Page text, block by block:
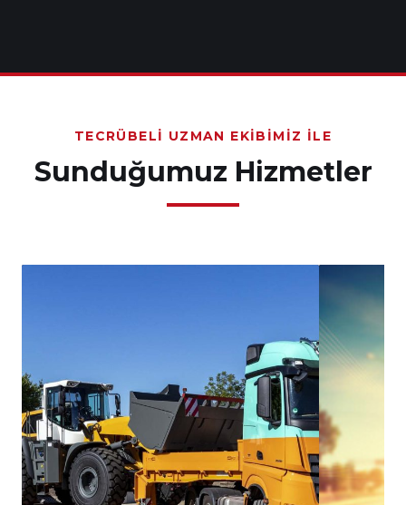
TECRÜBELI UZMAN EKIBIMIZ İLE
Sunduğumuz Hizmetler